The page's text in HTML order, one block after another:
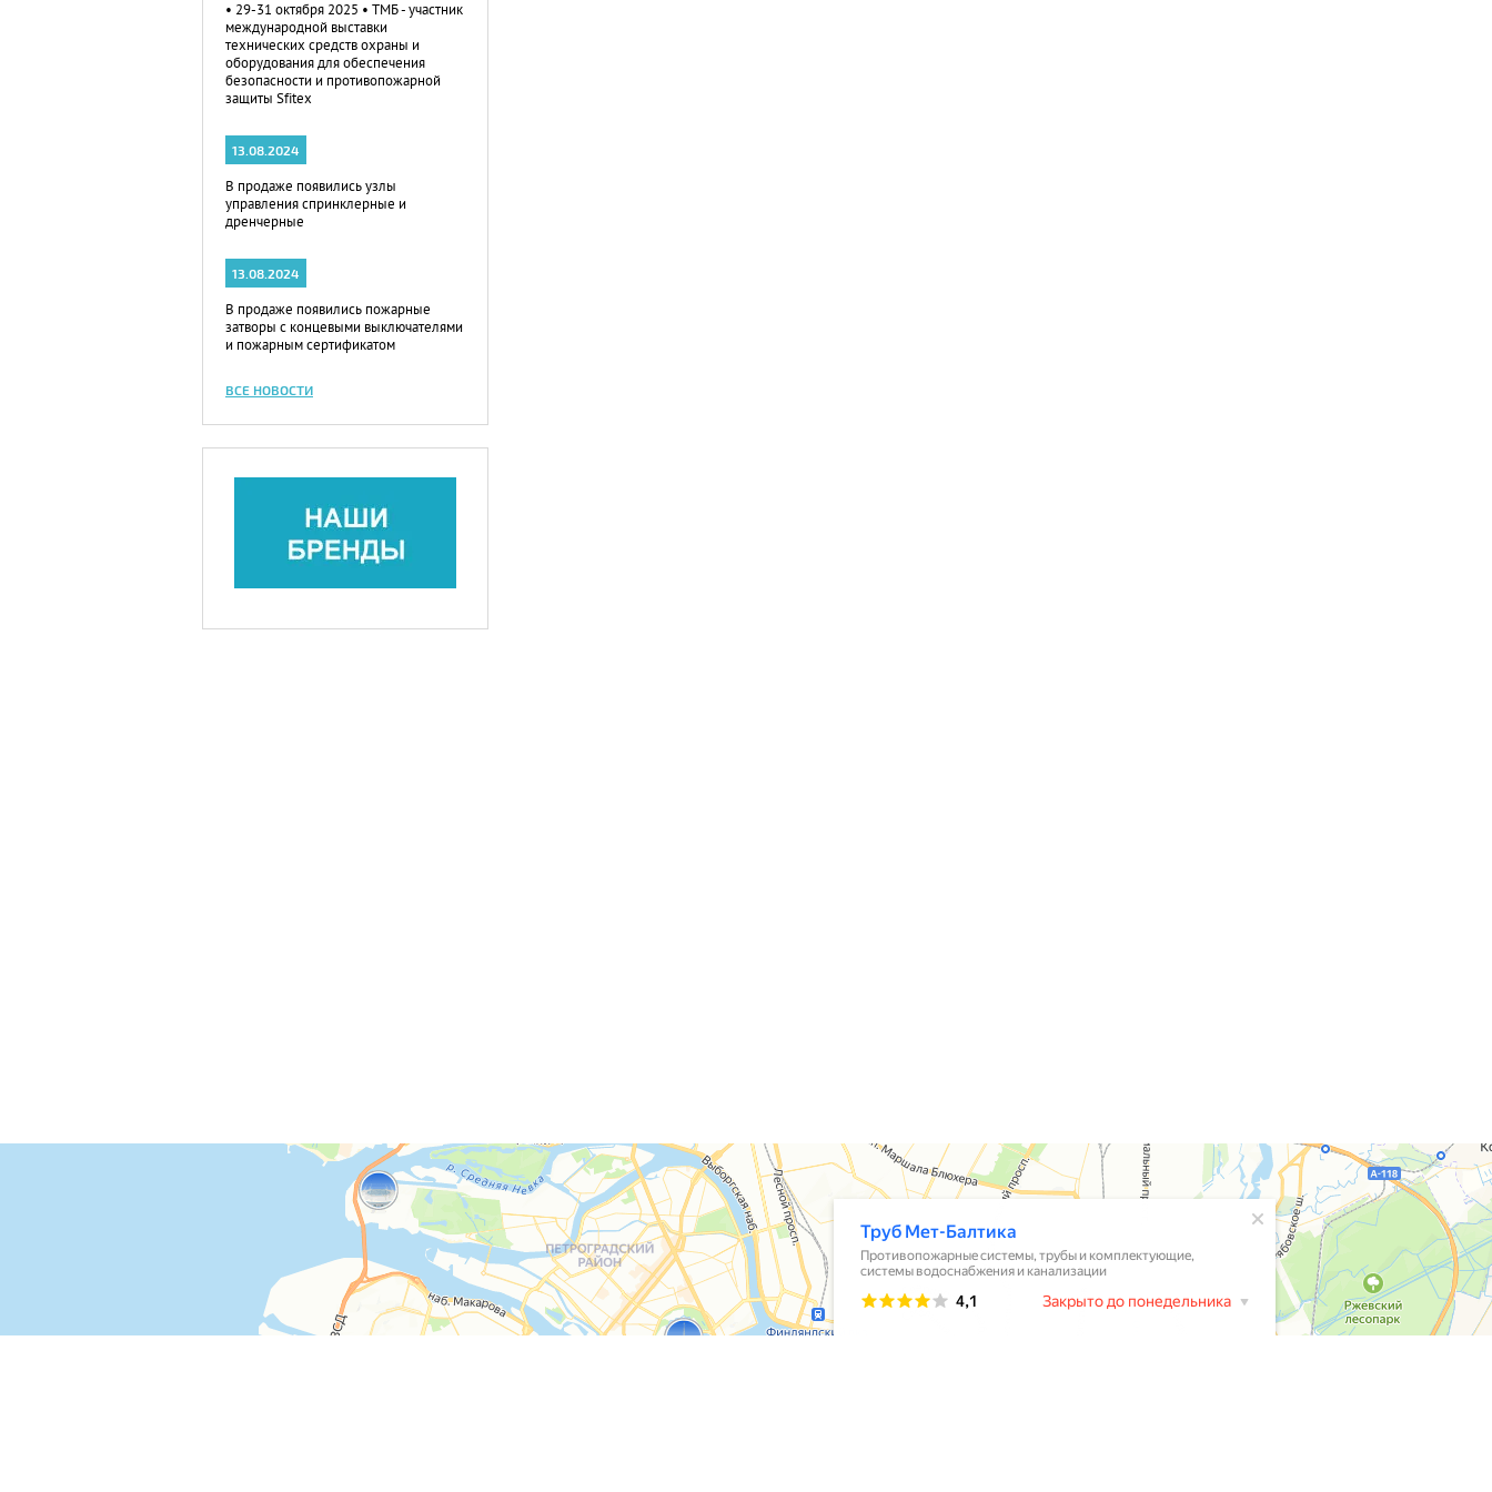
• 29-31 октября 2025 • ТМБ - участник
международной выставки
технических средств охраны и
оборудования для обеспечения
безопасности и противопожарной
защиты Sfitex
13.08.2024
В продаже появились узлы
управления спринклерные и
дренчерные
13.08.2024
В продаже появились пожарные
затворы с концевыми выключателями
и пожарным сертификатом
ВСЕ НОВОСТИ